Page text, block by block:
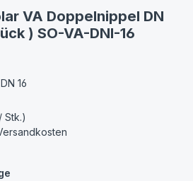
VA Doppelnippel DN
) SO-VA-DNI-16
16
Stk.)